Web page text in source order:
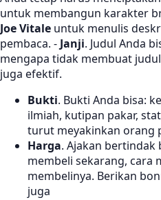
untuk membangun karakter
Joe Vitale untuk menulis
pembaca. - Janji. Judul Anda
mengapa tidak membuat
juga efektif.
Bukti. Bukti Anda bisa:
ilmiah, kutipan pakar,
turut meyakinkan orang
Harga. Ajakan
membeli sekarang, cara
membelinya. Berikan
juga